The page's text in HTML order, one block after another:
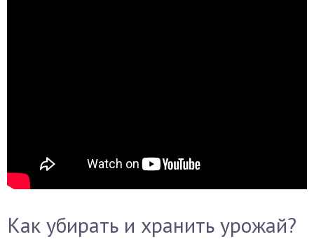
Как убирать и хранить урожай?